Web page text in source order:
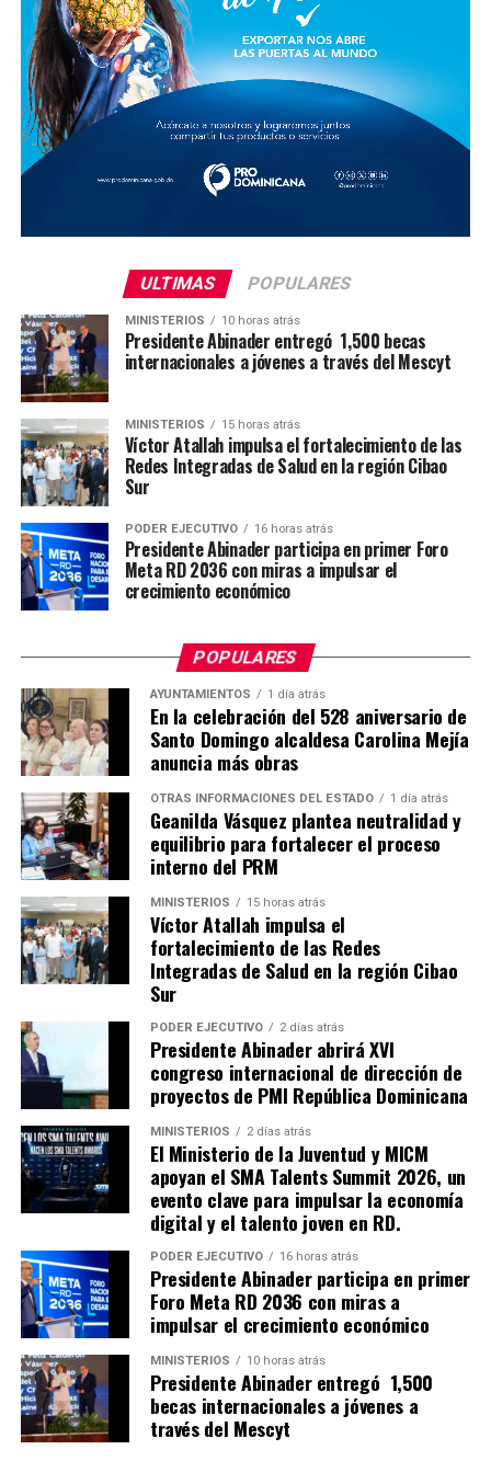
ULTIMAS POPULARES
MINISTERIOS 10 horas atrás
Presidente Abinader entregó 1,500 becas
internacionales a jóvenes a través del Mescyt
MINISTERIOS 15 horas atrás
Víctor Atallah impulsa el fortalecimiento de las
Redes Integradas de Salud en la región Cibao
Sur
PODER EJECUTIVO 16 horas atrás
Presidente Abinader participa en primer Foro
Meta RD 2036 con miras a impulsar el
crecimiento económico
POPULARES
AYUNTAMIENTOS 1 día atrás
En la celebración del 528 aniversario de
Santo Domingo alcaldesa Carolina Mejía
anuncia más obras
OTRAS INFORMACIONES DEL ESTADO 1 día atrás
Geanilda Vásquez plantea neutralidad y
equilibrio para fortalecer el proceso
interno del PRM
MINISTERIOS 15 horas atrás
Víctor Atallah impulsa el
fortalecimiento de las Redes
Integradas de Salud en la región Cibao
Sur
PODER EJECUTIVO 2 días atrás
Presidente Abinader abrirá XVI
congreso internacional de dirección de
proyectos de PMI República Dominicana
MINISTERIOS 2 días atrás
El Ministerio de la Juventud y MICM
apoyan el SMA Talents Summit 2026, un
evento clave para impulsar la economía
digital y el talento joven en RD.
PODER EJECUTIVO 16 horas atrás
Presidente Abinader participa en primer
Foro Meta RD 2036 con miras a
impulsar el crecimiento económico
MINISTERIOS 10 horas atrás
Presidente Abinader entregó 1,500
becas internacionales a jóvenes a
través del Mescyt